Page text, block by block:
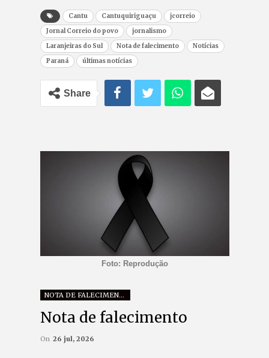
Cantu Cantuquiriguaçu
jcorreio
Jornal Correio do povo
jornalismo
Laranjeiras do Sul
Nota de falecimento
Notícias
Paraná
últimas notícias
Share
Foto: Reprodução
NOTA DE FALECIMENTO
Nota de falecimento
On 26 jul, 2026